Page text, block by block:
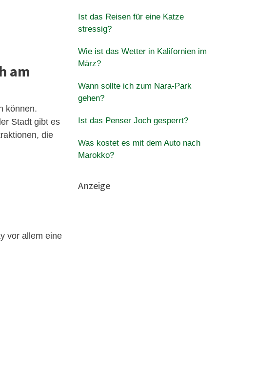
am
können.
Stadt gibt es
die
vor allem eine
Ist das Reisen für eine Katze
stressig?
Wie ist das Wetter in Kalifornien im
März?
Wann sollte ich zum Nara-Park
gehen?
Ist das Penser Joch gesperrt?
Was kostet es mit dem Auto nach
Marokko?
Anzeige